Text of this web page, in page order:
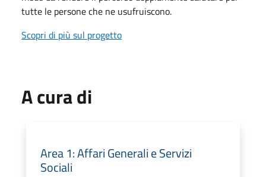
tutte le persone che ne usufruiscono.
Scopri di più sul progetto
A cura di
Area 1: Affari Generali e Servizi
Sociali